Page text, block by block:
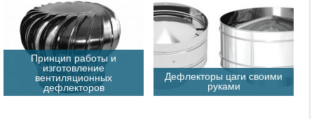
Принцип работы и
изготовление
вентиляционных
дефлекторов
Дефлекторы цаги своими
руками